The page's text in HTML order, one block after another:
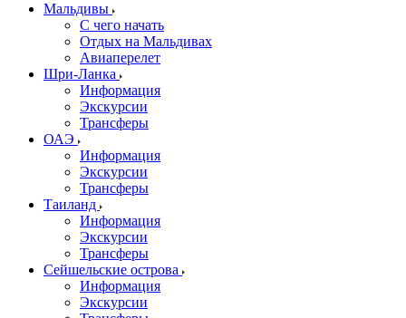
Мальдивы
С чего начать
Отдых на Мальдивах
Авиаперелет
Шри-Ланка
Информация
Экскурсии
Трансферы
ОАЭ
Информация
Экскурсии
Трансферы
Таиланд
Информация
Экскурсии
Трансферы
Сейшельские острова
Информация
Экскурсии